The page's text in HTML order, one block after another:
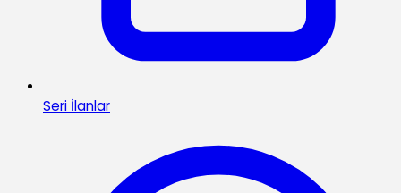
Seri İlanlar